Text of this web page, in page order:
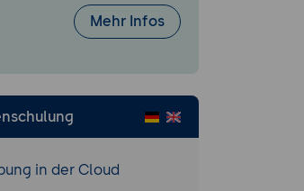
Mehr Infos
in der Cloud